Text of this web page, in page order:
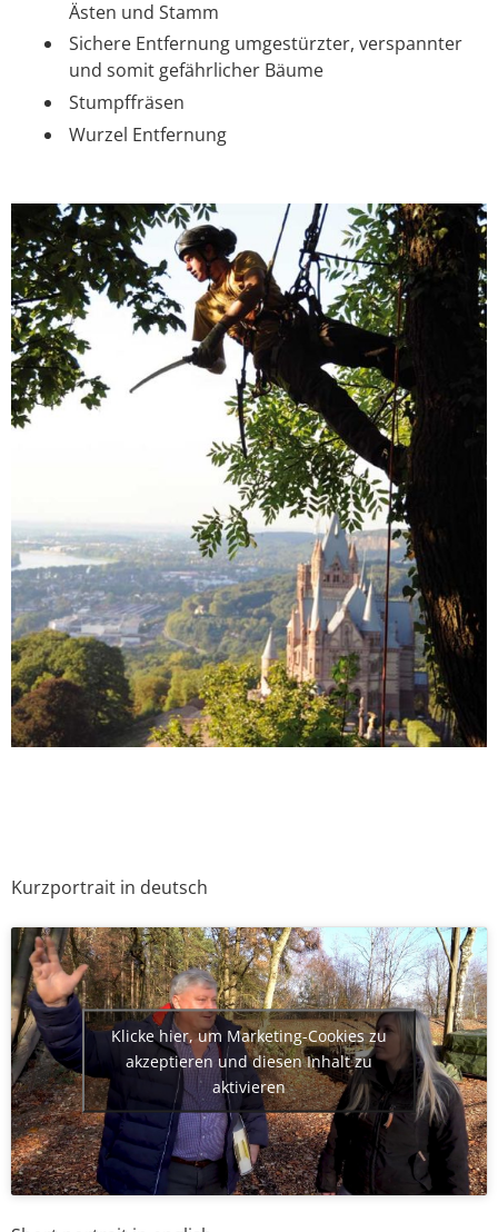
Ästen und Stamm
Sichere Entfernung umgestürzter, verspannter
und somit gefährlicher Bäume
Stumpffräsen
Wurzel Entfernung
Kurzportrait in deutsch
Klicke hier, um Marketing-Cookies zu
akzeptieren und diesen Inhalt zu
aktivieren